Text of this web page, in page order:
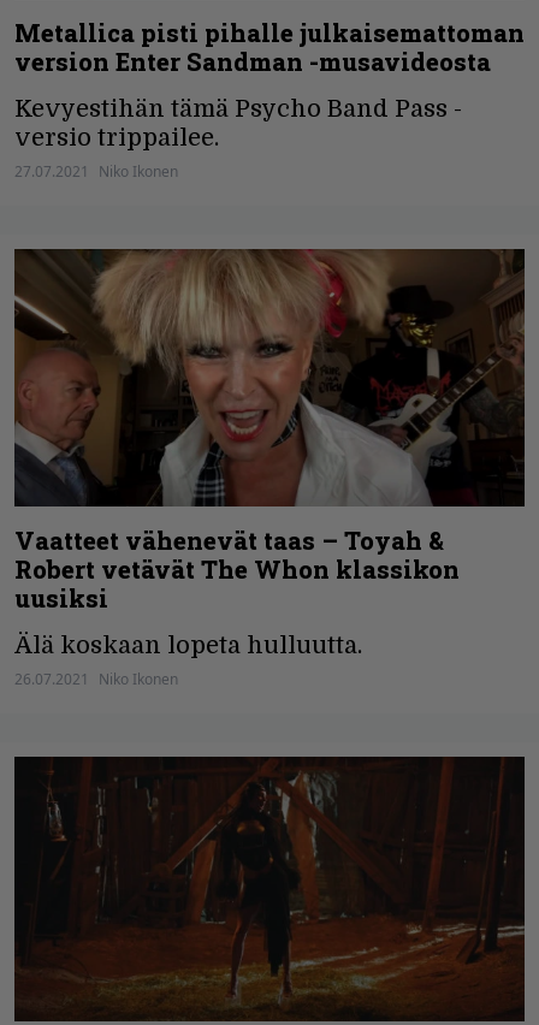
Metallica pisti pihalle julkaisemattoman
version Enter Sandman -musavideosta
Kevyestihän tämä Psycho Band Pass -
versio trippailee.
27.07.2021 Niko Ikonen
Vaatteet vähenevät taas – Toyah &
Robert vetävät The Whon klassikon
uusiksi
Älä koskaan lopeta hulluutta.
26.07.2021 Niko Ikonen